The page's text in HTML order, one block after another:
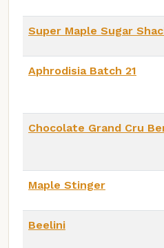
Super Maple Sugar
Aphrodisia Batch 21
Chocolate Grand Cru
Maple Stinger
Beelini